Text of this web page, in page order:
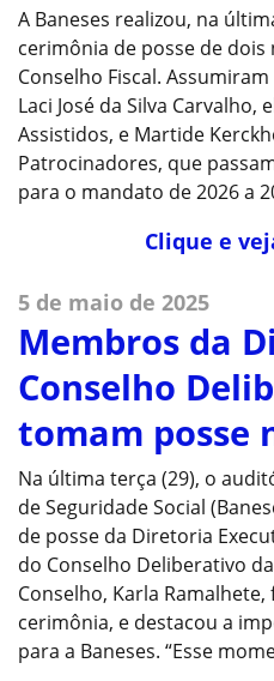
A Baneses realizou, na
cerimônia de posse de
Conselho Fiscal.
Laci José da Silva
Assistidos, e Martide
Patrocinadores, que
para o mandato de 2026 a
Clique e
5 de maio de 2025
Membros da
Conselho
tomam posse
Na última terça (29), o
de Seguridade Social
de posse da Diretoria
do Conselho Deliberativo
Conselho, Karla
cerimônia, e destacou a
para a Baneses. “Esse